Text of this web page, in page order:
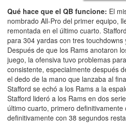
Qué hace que el QB funcione: El
nombrado All-Pro del primer equipo,
remontada en el último cuarto.
para 304 yardas con tres touchdowns
Después de que los Rams anotaron
juego, la ofensiva tuvo problemas
consistente, especialmente después
el dedo de la mano que lanzaba al
Stafford se echó a los Rams a la
Stafford lideró a los Rams en dos
último cuarto, primero
definitivamente con 38 segundos